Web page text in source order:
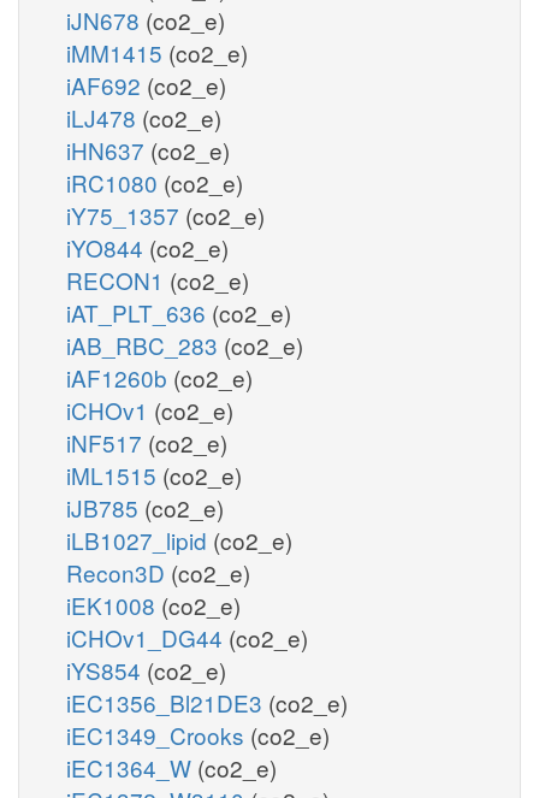
iJN678 (co2_e)
iMM1415 (co2_e)
iAF692 (co2_e)
iLJ478 (co2_e)
iHN637 (co2_e)
iRC1080 (co2_e)
iY75_1357 (co2_e)
iYO844 (co2_e)
RECON1 (co2_e)
iAT_PLT_636 (co2_e)
iAB_RBC_283 (co2_e)
iAF1260b (co2_e)
iCHOv1 (co2_e)
iNF517 (co2_e)
iML1515 (co2_e)
iJB785 (co2_e)
iLB1027_lipid (co2_e)
Recon3D (co2_e)
iEK1008 (co2_e)
iCHOv1_DG44 (co2_e)
iYS854 (co2_e)
iEC1356_Bl21DE3 (co2_e)
iEC1349_Crooks (co2_e)
iEC1364_W (co2_e)